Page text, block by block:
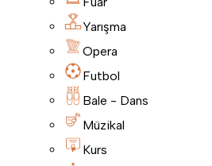
Yarışma
Opera
Futbol
Bale - Dans
Müzikal
Kurs